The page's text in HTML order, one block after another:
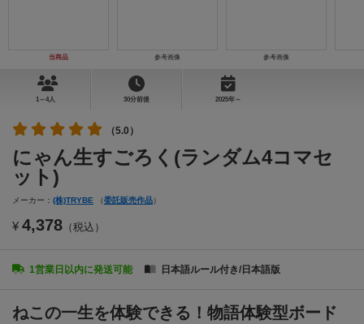
当商品 参考画像 参考画像
1～4人 30分前後 2025年～
（5.0）
にゃん生すごろく(ランダム4コマセ
ット)
メーカー： (株)TRYBE （委託販売作品）
¥ 4,378 （税込）
1営業日以内に発送可能 日本語ルール付き/日本語版
ねこの一生を体験できる！物語体験型ボード